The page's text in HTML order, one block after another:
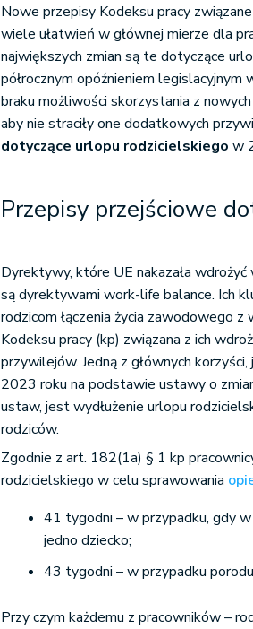
Nowe przepisy Kodeksu pracy
wiele ułatwień w głównej mierze dla
największych zmian są te dotyczące
półrocznym opóźnieniem
braku możliwości skorzystania z
aby nie straciły one dodatkowych
dotyczące urlopu rodzicielskiegow
Przepisy przejściowe
Dyrektywy, które UE nakazała
są dyrektywami work-life balance. Ich
rodzicom łączenia życia zawodowego
Kodeksu pracy (kp) związana z ich
przywilejów. Jedną z głównych
2023 roku na podstawie ustawy o
ustaw, jest wydłużenie urlopu
rodziców.
Zgodnie z art. 182(1a) § 1 kp
rodzicielskiego w celu sprawowania
41 tygodni – w przypadku, gdy
jedno dziecko;
43 tygodni – w przypadku
Przy czym każdemu z pracowników –